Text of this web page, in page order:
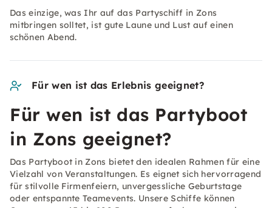
Das einzige, was Ihr auf das Partyschiff in Zons
mitbringen solltet, ist gute Laune und Lust auf einen
schönen Abend.
Für wen ist das Erlebnis geeignet?
Für wen ist das Partyboot
in Zons geeignet?
Das Partyboot in Zons bietet den idealen Rahmen für eine
Vielzahl von Veranstaltungen. Es eignet sich hervorragend
für stilvolle Firmenfeiern, unvergessliche Geburtstage
oder entspannte Teamevents. Unsere Schiffe können